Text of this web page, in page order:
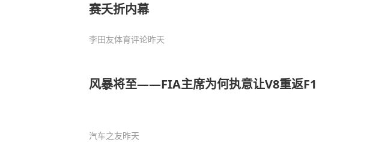
赛夭折内幕
李田友体育评论昨天
风暴将至——FIA主席为何执意让V8重返F1
汽车之友昨天